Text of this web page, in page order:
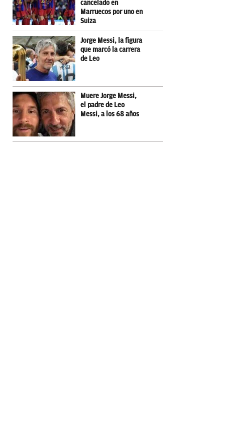
cancelado en
Marruecos por uno en
Suiza
Jorge Messi, la figura
que marcó la carrera
de Leo
Muere Jorge Messi,
el padre de Leo
Messi, a los 68 años